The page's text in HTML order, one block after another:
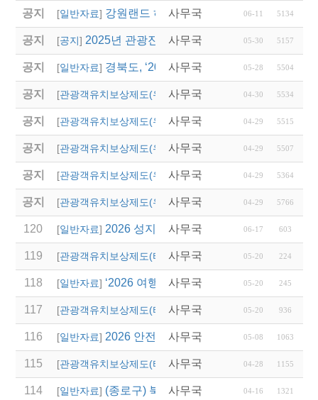
공지 [일반자료] 강원랜드 하이원리조트 스키버스 협약운
사무국 06-11 5134
공지 [공지] 2025년 관광진흥개발기금 산불 관련 특별융
사무국 05-30 5157
공지 [일반자료] 경북도, ‘2025 숙박 할인 대전’ 시작…관
사무국 05-28 5504
공지 [관광객유치보상제도(우리지역)] (영주시)단체관광객 유
사무국 04-30 5534
공지 [관광객유치보상제도(우리지역)] (의성군)2025년 관광
사무국 04-29 5515
공지 [관광객유치보상제도(우리지역)] (영덕군)2025년 단체
사무국 04-29 5507
공지 [관광객유치보상제도(우리지역)] (청송군)「청송 여행
사무국 04-29 5364
공지 [관광객유치보상제도(우리지역)] (안동시)2025년 단체
사무국 04-29 5766
120 [일반자료] 2026 성지혜윰길 파트너 여행사 선정 모집
사무국 06-17 603
119 [관광객유치보상제도(타 시,도)] 2027 논산 세계 딸기
사무국 05-20 224
118 [일반자료] ‘2026 여행업 종사자 직무역량 강화 교육’
사무국 05-20 245
117 [관광객유치보상제도(타 시,도)] 2026 경상남도 관광객
사무국 05-20 936
116 [일반자료] 2026 안전여행상품선정 접수
사무국 05-08 1063
115 [관광객유치보상제도(타 시,도)] 2026년 상반기 대전광
사무국 04-28 1155
114 [일반자료] (종로구) 북촌 특별관리지역 전세버스 통
사무국 04-16 1321